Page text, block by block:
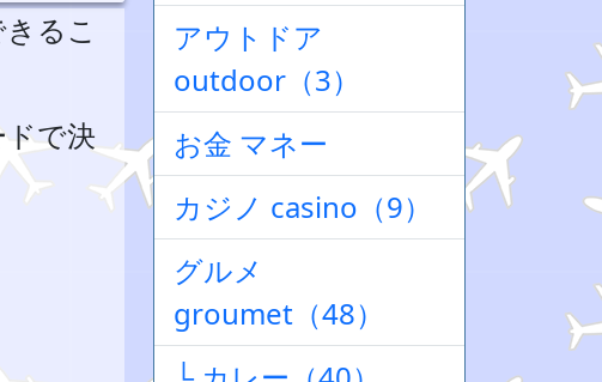
るこ
で決
アウトドア
outdoor（3）
お金 マネー
カジノ casino（9）
グルメ
groumet（48）